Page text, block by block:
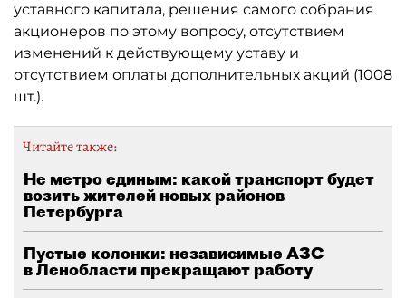
уставного капитала, решения самого собрания
акционеров по этому вопросу, отсутствием
изменений к действующему уставу и
отсутствием оплаты дополнительных акций (1008
шт.).
Читайте также:
Не метро единым: какой транспорт будет
возить жителей новых районов
Петербурга
Пустые колонки: независимые АЗС
в Ленобласти прекращают работу